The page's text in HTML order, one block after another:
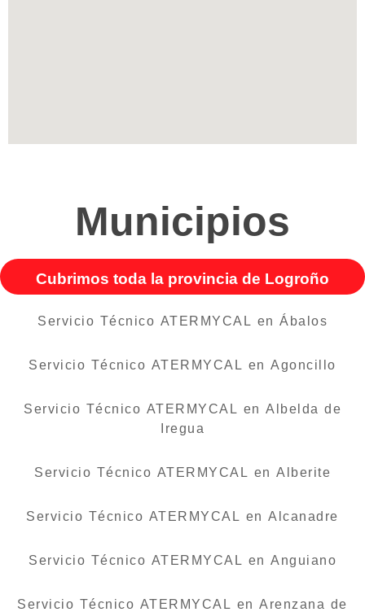
Municipios
Cubrimos toda la provincia de Logroño
Servicio Técnico ATERMYCAL en Ábalos
Servicio Técnico ATERMYCAL en Agoncillo
Servicio Técnico ATERMYCAL en Albelda de
Iregua
Servicio Técnico ATERMYCAL en Alberite
Servicio Técnico ATERMYCAL en Alcanadre
Servicio Técnico ATERMYCAL en Anguiano
Servicio Técnico ATERMYCAL en Arenzana de